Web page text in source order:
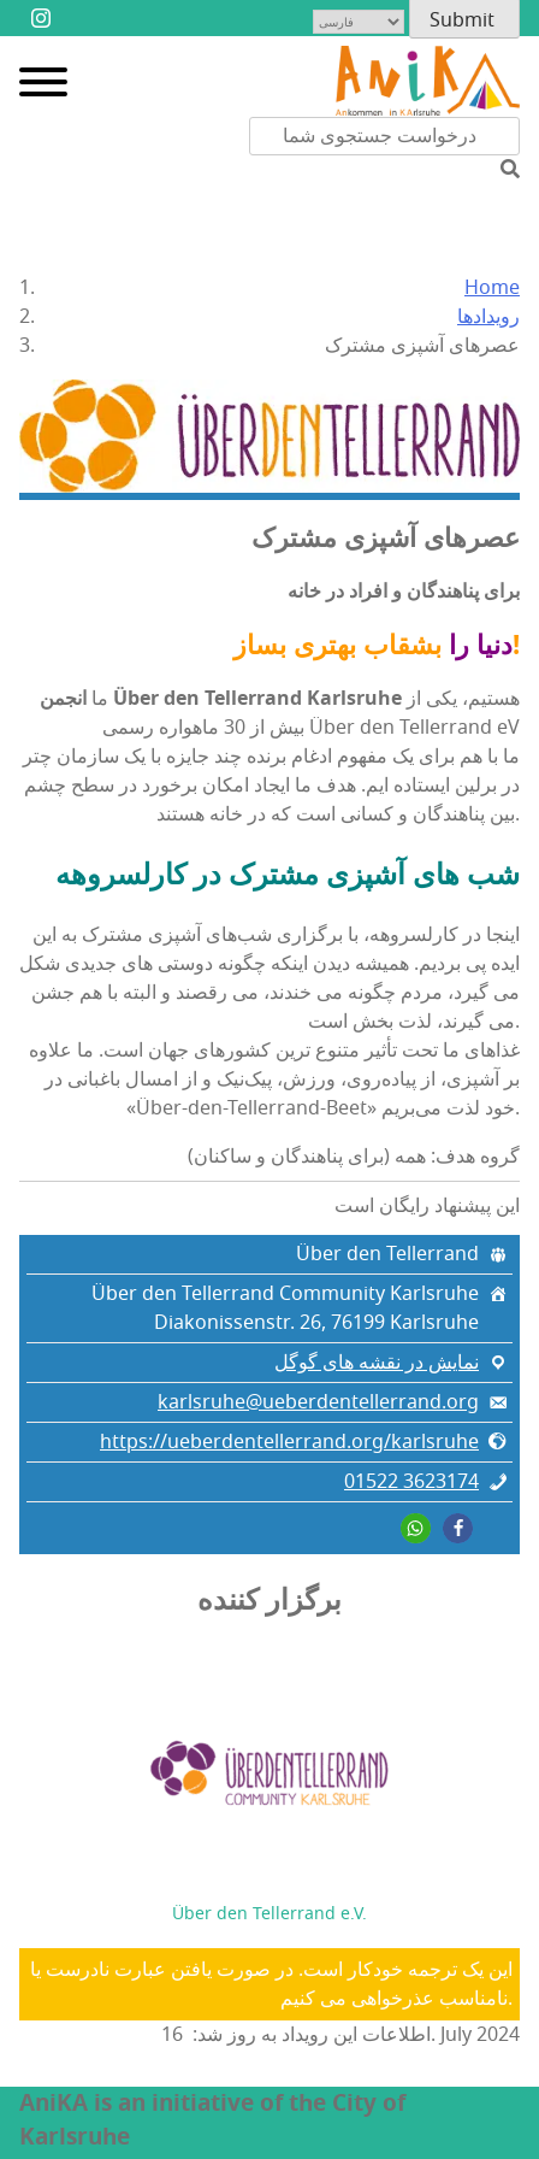
Home
رویدادها
عصرهای آشپزی مشترک
عصرهای آشپزی مشترک
برای پناهندگان و افراد در خانه
دنیا رابشقاب بهتری بساز!
ما انجمن Über den Tellerrand Karlsruhe
بیش از 30 ماهواره رسمی Über den Tellerrand eV
ما با هم برای یک مفهوم ادغام برنده چند جایزه با یک سازمان چتر
در برلین ایستاده ایم. هدف ما ایجاد امکان برخورد در سطح چشم
بین پناهندگان و کسانی است که در خانه هستند.
شب های آشپزی مشترک در کارلسروهه
اینجا در کارلسروهه، با برگزاری شب‌های آشپزی مشترک به این
ایده پی بردیم. همیشه دیدن اینکه چگونه دوستی های جدیدی شکل
می گیرد، مردم چگونه می خندند، می رقصند و البته با هم جشن
می گیرند، لذت بخش است.
غذاهای ما تحت تأثیر متنوع ترین کشورهای جهان است. ما علاوه
بر آشپزی، از پیاده‌روی، ورزش، پیک‌نیک و از امسال باغبانی در
«Über-den-Tellerrand-Beet» خود لذت می‌بریم.
گروه هدف: همه (برای پناهندگان و ساکنان)
این پیشنهاد رایگان است
Über den Tellerrand
Über den Tellerrand Community Karlsruhe
Diakonissenstr. 26, 76199 Karlsruhe
نمایش در نقشه های گوگل
karlsruhe@ueberdentellerrand.org
https://ueberdentellerrand.org/karlsruhe
01522 3623174
برگزار کننده
Über den Tellerrand e.V.
این یک ترجمه خودکار است. در صورت یافتن عبارت نادرست یا
نامناسب عذرخواهی می کنیم.
اطلاعات این رویداد به روز شد: 16. July 2024
AniKA is an initiative of the City of
Karlsruhe